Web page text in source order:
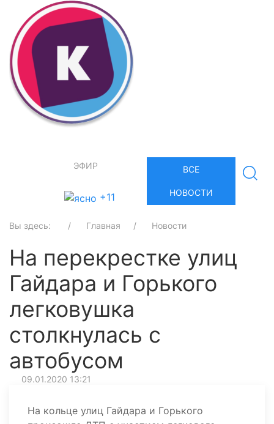
ЭФИР
+11
ВСЕ
НОВОСТИ
Вы здесь: Главная Новости
На перекрестке улиц
Гайдара и Горького
легковушка
столкнулась с
автобусом
09.01.2020 13:21
На кольце улиц Гайдара и Горького